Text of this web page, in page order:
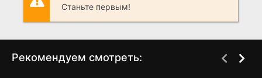
Станьте первым!
Рекомендуем смотреть: